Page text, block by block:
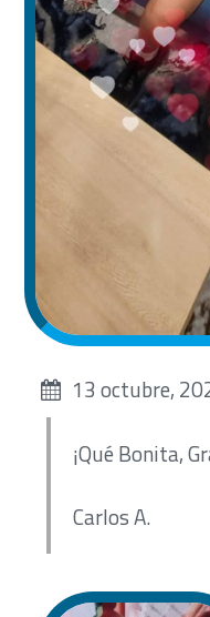
Posted
on
13 octubre,
¡Qué Bonita,
Carlos A.